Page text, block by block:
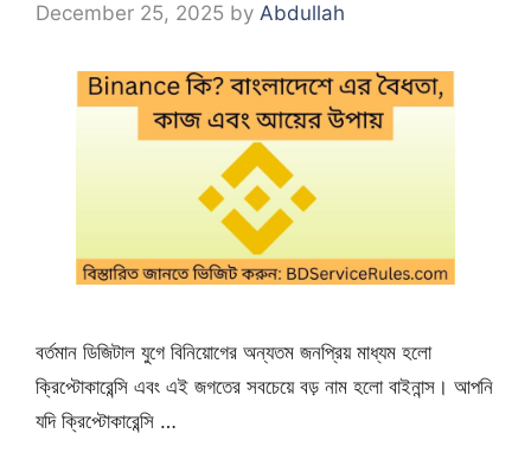
December 25, 2025 by Abdullah
বর্তমান ডিজিটাল যুগে বিনিয়োগের অন্যতম জনপ্রিয় মাধ্যম হলো
ক্রিপ্টোকারেন্সি এবং এই জগতের সবচেয়ে বড় নাম হলো বাইনান্স। আপনি
যদি ক্রিপ্টোকারেন্সি …